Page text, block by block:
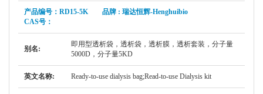
产品编号：RD15-5K 品牌 : 瑞达恒辉-Henghuibio
CAS号：
别名:
即用型透析袋，透析袋，透析膜，透析套装，分子量
5000D，分子量5KD
英文名称: Ready-to-use dialysis bag;Read-to-use Dialysis kit